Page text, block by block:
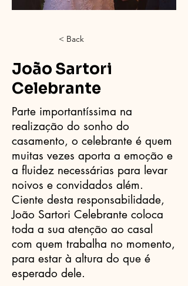
< Back
João Sartori
Celebrante
Parte importantíssima na
realização do sonho do
casamento, o celebrante é quem
muitas vezes aporta a emoção e
a fluidez necessárias para levar
noivos e convidados além.
Ciente desta responsabilidade,
João Sartori Celebrante coloca
toda a sua atenção ao casal
com quem trabalha no momento,
para estar à altura do que é
esperado dele.